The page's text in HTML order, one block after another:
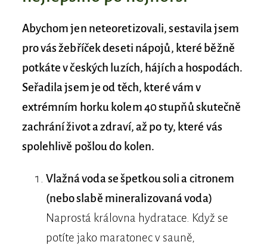
Abychom jen neteoretizovali, sestavila jsem
pro vás žebříček deseti nápojů, které běžně
potkáte v českých luzích, hájích a hospodách.
Seřadila jsem je od těch, které vám v
extrémním horku kolem 40 stupňů skutečně
zachrání život a zdraví, až po ty, které vás
spolehlivě pošlou do kolen.
Vlažná voda se špetkou soli a citronem
(nebo slabě mineralizovaná voda)
Naprostá královna hydratace. Když se
potíte jako maratonec v sauně,